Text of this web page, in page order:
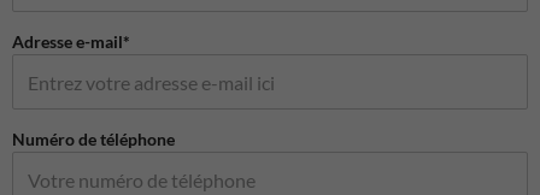
Adresse e-mail*
Numéro de téléphone